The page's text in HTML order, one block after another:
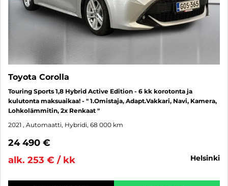
Toyota Corolla
Touring Sports 1,8 Hybrid Active Edition - 6 kk korotonta ja
kulutonta maksuaikaa! - " 1.Omistaja, Adapt.Vakkari, Navi, Kamera,
Lohkolämmitin, 2x Renkaat "
2021 , Automaatti, Hybridi, 68 000 km
24 490 €
alk. 253 € / kk
helsinki